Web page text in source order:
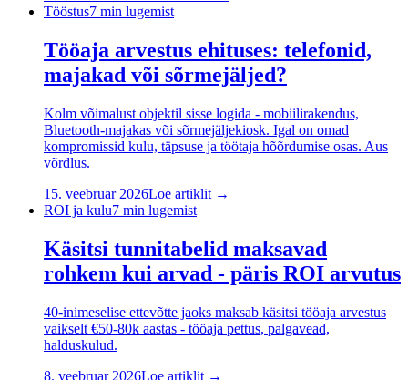
Tööstus7 min lugemist
Tööaja arvestus ehituses: telefonid,
majakad või sõrmejäljed?
Kolm võimalust objektil sisse logida - mobiilirakendus,
Bluetooth-majakas või sõrmejäljekiosk. Igal on omad
kompromissid kulu, täpsuse ja töötaja hõõrdumise osas. Aus
võrdlus.
15. veebruar 2026Loe artiklit →
ROI ja kulu7 min lugemist
Käsitsi tunnitabelid maksavad
rohkem kui arvad - päris ROI arvutus
40-inimeselise ettevõtte jaoks maksab käsitsi tööaja arvestus
vaikselt €50-80k aastas - tööaja pettus, palgavead,
halduskulud.
8. veebruar 2026Loe artiklit →